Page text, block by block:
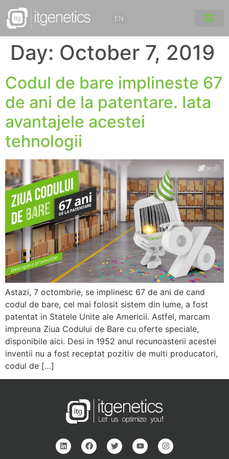
EN
Day: October 7, 2019
Codul de bare implineste 67
de ani de la patentare. Iata
avantajele acestei
tehnologii
Astazi, 7 octombrie, se implinesc 67 de ani de cand
codul de bare, cel mai folosit sistem din lume, a fost
patentat in Statele Unite ale Americii. Astfel, marcam
impreuna Ziua Codului de Bare cu oferte speciale,
disponibile aici. Desi in 1952 anul recunoasterii acestei
inventii nu a fost receptat pozitiv de multi producatori,
codul de […]